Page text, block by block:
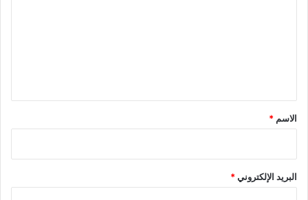
*
الاسم *
البريد الإلكتروني*